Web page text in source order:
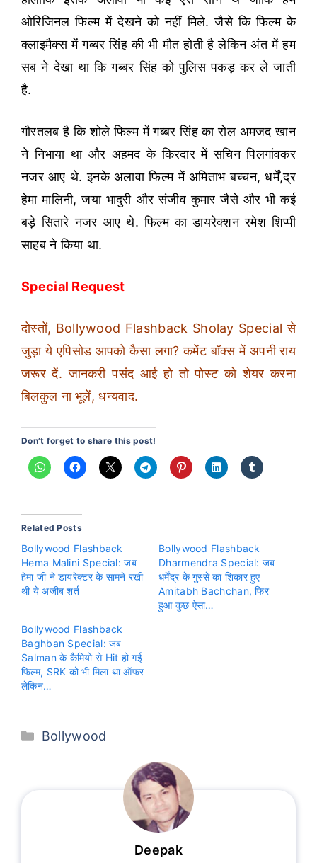
ओरिजिनल फिल्म में देखने को नहीं मिले. जैसे कि फिल्म के
क्लाइमैक्स में गब्बर सिंह की भी मौत होती है लेकिन अंत में हम
सब ने देखा था कि गब्बर सिंह को पुलिस पकड़ कर ले जाती
है.
गौरतलब है कि शोले फिल्म में गब्बर सिंह का रोल अमजद खान
ने निभाया था और अहमद के किरदार में सचिन पिलगांवकर
नजर आए थे. इनके अलावा फिल्म में अमिताभ बच्चन, धर्में,द्र
हेमा मालिनी, जया भादुरी और संजीव कुमार जैसे और भी कई
बड़े सितारे नजर आए थे. फिल्म का डायरेक्शन रमेश शिप्पी
साहब ने किया था.
Special Request
दोस्तों, Bollywood Flashback Sholay Special से
जुड़ा ये एपिसोड आपको कैसा लगा? कमेंट बॉक्स में अपनी राय
जरूर दें. जानकरी पसंद आई हो तो पोस्ट को शेयर करना
बिलकुल ना भूलें, धन्यवाद.
Don’t forget to share this post!
Related Posts
Bollywood Flashback
Hema Malini Special: जब
हेमा जी ने डायरेक्टर के सामने रखी
थी ये अजीब शर्त
Bollywood Flashback
Dharmendra Special: जब
धर्मेंद्र के गुस्से का शिकार हुए
Amitabh Bachchan, फिर
हुआ कुछ ऐसा…
Bollywood Flashback
Baghban Special: जब
Salman के कैमियो से Hit हो गई
फिल्म, SRK को भी मिला था ऑफर
लेकिन…
Categories
Bollywood
Deepak